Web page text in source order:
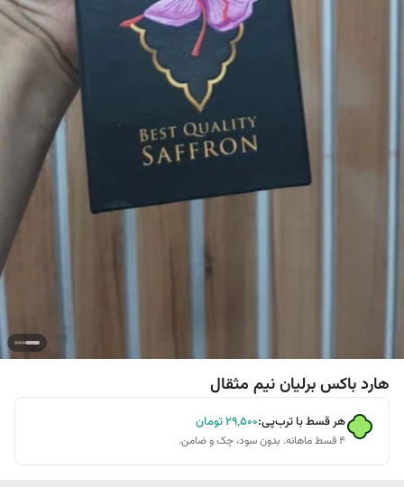
هارد باکس برلیان نیم مثقال
هر قسط با ترب‌پی:۲۹٬۵۰۰تومان
۴ قسط ماهانه. بدون سود، چک و ضامن.